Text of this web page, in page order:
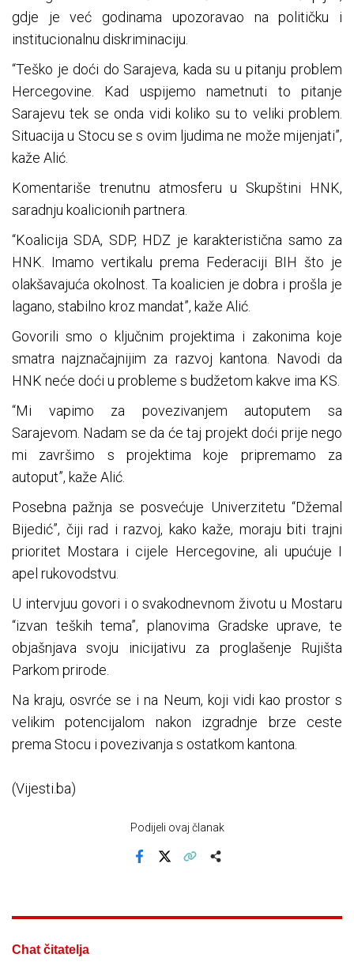
gdje je već godinama upozoravao na političku i
institucionalnu diskriminaciju.
“Teško je doći do Sarajeva, kada su u pitanju problem
Hercegovine. Kad uspijemo nametnuti to pitanje
Sarajevu tek se onda vidi koliko su to veliki problem.
Situacija u Stocu se s ovim ljudima ne može mijenjati”,
kaže Alić.
Komentariše trenutnu atmosferu u Skupštini HNK,
saradnju koalicionih partnera.
“Koalicija SDA, SDP, HDZ je karakteristična samo za
HNK. Imamo vertikalu prema Federaciji BIH što je
olakšavajuća okolnost. Ta koalicien je dobra i prošla je
lagano, stabilno kroz mandat”, kaže Alić.
Govorili smo o ključnim projektima i zakonima koje
smatra najznačajnijim za razvoj kantona. Navodi da
HNK neće doći u probleme s budžetom kakve ima KS.
“Mi vapimo za povezivanjem autoputem sa
Sarajevom. Nadam se da će taj projekt doći prije nego
mi završimo s projektima koje pripremamo za
autoput”, kaže Alić.
Posebna pažnja se posvećuje Univerzitetu “Džemal
Bijedić”, čiji rad i razvoj, kako kaže, moraju biti trajni
prioritet Mostara i cijele Hercegovine, ali upućuje I
apel rukovodstvu.
U intervjuu govori i o svakodnevnom životu u Mostaru
“izvan teških tema”, planovima Gradske uprave, te
objašnjava svoju inicijativu za proglašenje Rujišta
Parkom prirode.
Na kraju, osvrće se i na Neum, koji vidi kao prostor s
velikim potencijalom nakon izgradnje brze ceste
prema Stocu i povezivanja s ostatkom kantona.
(Vijesti.ba)
Podijeli ovaj članak
Chat čitatelja